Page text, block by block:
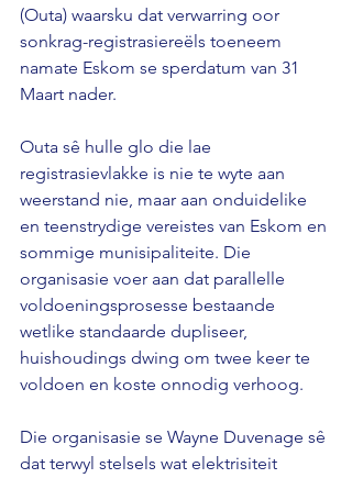
(Outa) waarsku dat verwarring oor
sonkrag-registrasiereëls toeneem
namate Eskom se sperdatum van 31
Maart nader.
Outa sê hulle glo die lae
registrasievlakke is nie te wyte aan
weerstand nie, maar aan onduidelike
en teenstrydige vereistes van Eskom en
sommige munisipaliteite. Die
organisasie voer aan dat parallelle
voldoeningsprosesse bestaande
wetlike standaarde dupliseer,
huishoudings dwing om twee keer te
voldoen en koste onnodig verhoog.
Die organisasie se Wayne Duvenage sê
dat terwyl stelsels wat elektrisiteit